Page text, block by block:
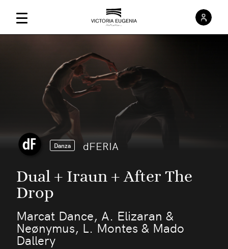
Menú Principal
Danza dFERIA
Dual + Iraun + After The
Drop
Marcat Dance, A. Elizaran &
Neønymus, L. Montes & Mado
Dallery